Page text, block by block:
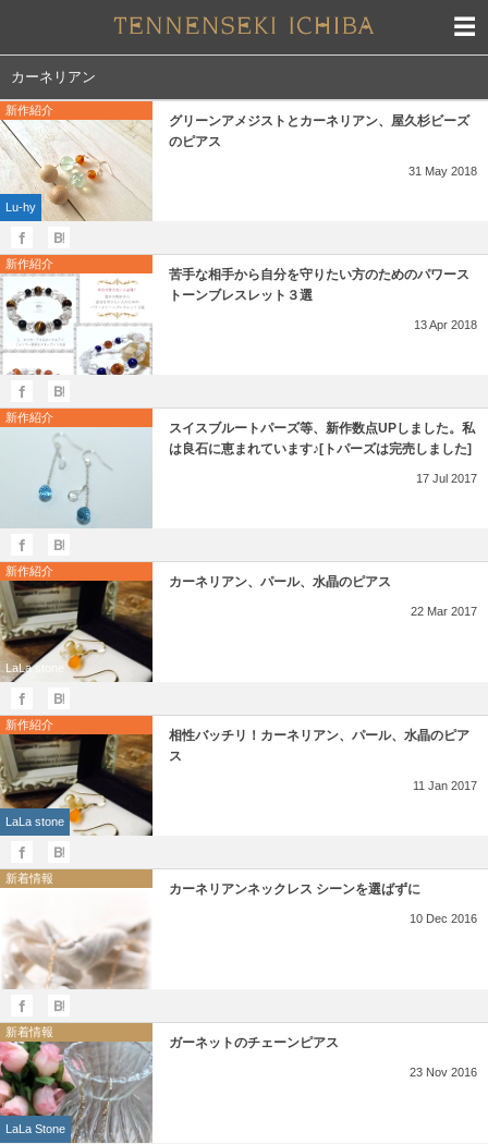
カーネリアン
新作紹介
Lu-hy
グリーンアメジストとカーネリアン、屋久杉ビーズ
のピアス
31 May 2018
新作紹介
苦手な相手から自分を守りたい方のためのパワース
トーンブレスレット３選
13Apr 2018
新作紹介
スイスブルートパーズ等、新作数点UPしました。私
は良石に恵まれています♪[トパーズは完売しました]
17 Jul 2017
新作紹介
LaLa stone
カーネリアン、パール、水晶のピアス
22 Mar 2017
新作紹介
LaLa stone
相性バッチリ！カーネリアン、パール、水晶のピア
ス
11 Jan 2017
新着情報
カーネリアンネックレス シーンを選ばずに
10 Dec 2016
新着情報
LaLa Stone
ガーネットのチェーンピアス
23 Nov 2016